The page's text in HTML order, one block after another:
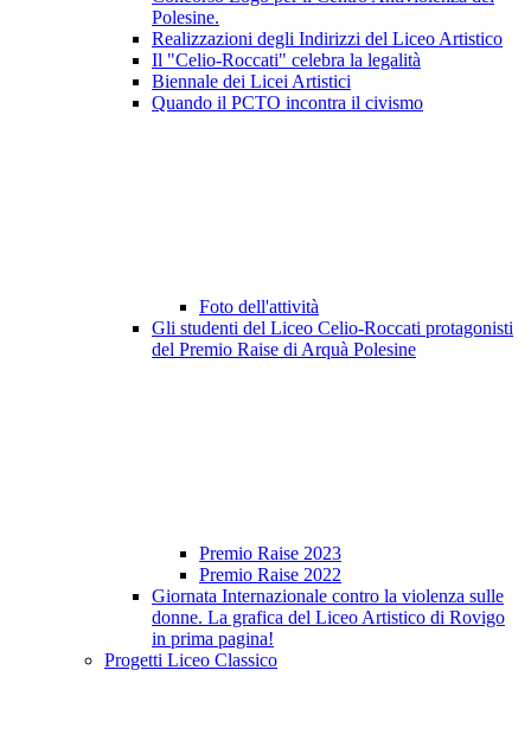
Polesine.
Realizzazioni degli Indirizzi del Liceo Artistico
Il "Celio-Roccati" celebra la legalità
Biennale dei Licei Artistici
Quando il PCTO incontra il civismo
Foto dell'attività
Gli studenti del Liceo Celio-Roccati protagonisti
del Premio Raise di Arquà Polesine
Premio Raise 2023
Premio Raise 2022
Giornata Internazionale contro la violenza sulle
donne. La grafica del Liceo Artistico di Rovigo
in prima pagina!
Progetti Liceo Classico